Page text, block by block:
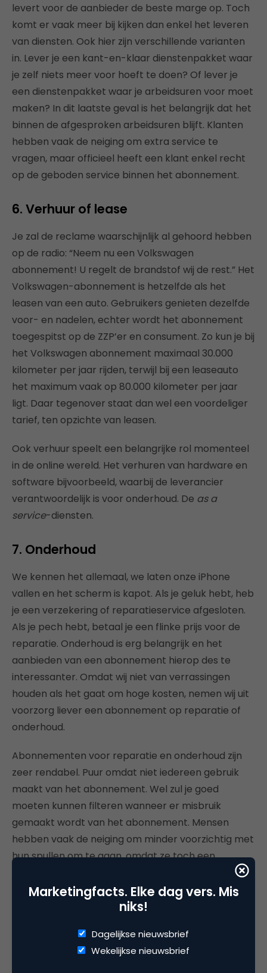
levert voor de aanbieder de beste marge op. Toch
komt er vaak meer bij kijken dan enkel het leveren
van diensten. Ook hier zijn verschillende varianten
in. Lever je een kant-en-klaar dienstenpakket waar
je zelf niets meer voor hoeft te doen? Of lever je
een dienstenpakket waar je arbeidsuren voor moet
maken? In dit laatste geval is het belangrijk dat het
binnen de afgesproken arbeidsuren blijft. Klanten
hebben vaak de neiging om extra service te
vragen, maar officieel heeft een klant enkel recht
op de geboden service binnen het abonnement.
6. Verhuur of lease
Je zal de reclame waarschijnlijk al gehoord hebben
op de radio: “Neem nu een Volkswagen
abonnement! U regelt de brandstof wij de rest.” Het
Volkswagen-abonnement is hetzelfde als het
leasen van een auto. Gebruikers genieten dezelfde
voor- en nadelen, echter wordt het abonnement
toegespitst op de ZZP’er en consument. Zo kun je bij
het Volkswagen abonnement maximaal 30.000
kilometer per jaar rijden, terwijl bij een leaseauto
het maximum vaak op 80.000 kilometer per jaar
ligt. Daar tegenover staat dan wel een voordeliger
tarief, ten opzichte van leasen.
Ook verhuur speelt een belangrijke rol momenteel
in de online wereld. Het verhuren van hardware en
software bijvoorbeeld, waarbij de leverancier
verantwoordelijk is voor onderhoud. De as a
service-diensten.
7. Onderhoud
We kennen het allemaal, we laten onze iPhone
vallen en het scherm is kapot. Als je geluk hebt, heb
je een verzekering of reparatieservice afgesloten.
Als je pech hebt, betaal je een flinke prijs voor de
reparatie. Onderhoud is erg belangrijk en het
aanbieden van een abonnement hierop des te
interessanter. Omdat wij niet van verrassingen
houden als het gaat om hoge kosten, nemen wij uit
voorzorg liever een abonnement op reparatie of
onderhoud.
Abonnementen voor reparatie en onderhoud zijn
zeer rendabel. Puur omdat niet iedereen gebruik
maakt van het abonnement. Wel zul je goed
moeten kunnen filteren wanneer er misbruik
gemaakt wordt van het abonnement. Mensen
hebben vaak de neiging om minder voorzichtig met
hun spullen om te gaan, omdat ze toch een
Abonnementsmodellen voor betere
Ondernemers zijn op zoek naar (nieuwe) manieren
Marketingfacts. Elke dag vers. Mis
niks!
Dagelijkse nieuwsbrief
Wekelijkse nieuwsbrief